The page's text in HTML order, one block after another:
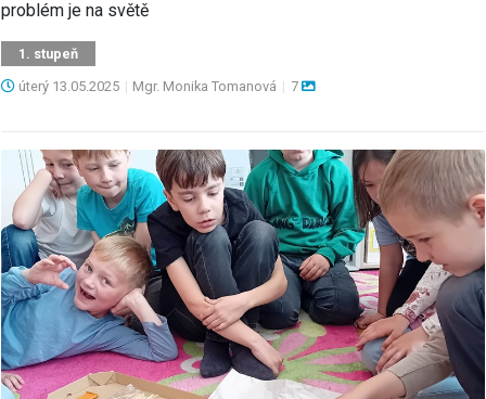
problém je na světě
1. stupeň
úterý 13.05.2025 | Mgr. Monika Tomanová | 7